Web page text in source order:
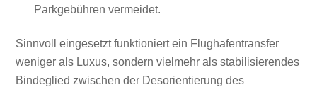
Parkgebühren vermeidet.
Sinnvoll eingesetzt funktioniert ein Flughafentransfer
weniger als Luxus, sondern vielmehr als stabilisierendes
Bindeglied zwischen der Desorientierung des